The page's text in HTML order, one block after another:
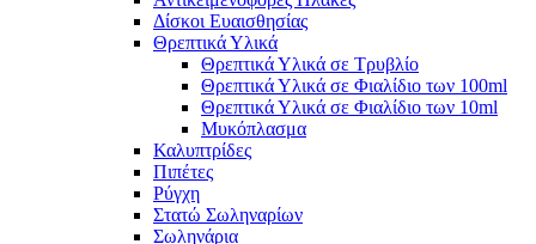
Δίσκοι Ευαισθησίας
Θρεπτικά Υλικά
Θρεπτικά Υλικά σε Τρυβλίο
Θρεπτικά Υλικά σε Φιαλίδιο των 100ml
Θρεπτικά Υλικά σε Φιαλίδιο των 10ml
Μυκόπλασμα
Καλυπτρίδες
Πιπέτες
Ρύγχη
Στατώ Σωληναρίων
Σωληνάρια